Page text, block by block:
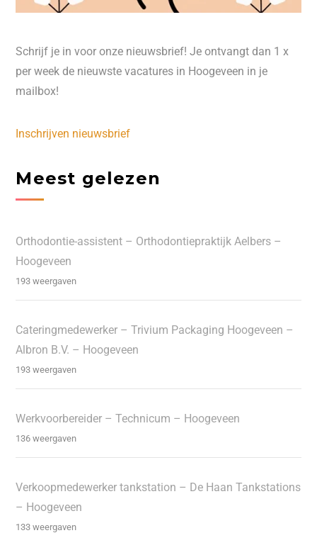
Schrijf je in voor onze nieuwsbrief! Je ontvangt dan 1 x
per week de nieuwste vacatures in Hoogeveen in je
mailbox!
Inschrijven nieuwsbrief
Meest gelezen
Orthodontie-assistent – Orthodontiepraktijk Aelbers –
Hoogeveen
193 weergaven
Cateringmedewerker – Trivium Packaging Hoogeveen –
Albron B.V. – Hoogeveen
193 weergaven
Werkvoorbereider – Technicum – Hoogeveen
136 weergaven
Verkoopmedewerker tankstation – De Haan Tankstations
– Hoogeveen
133 weergaven